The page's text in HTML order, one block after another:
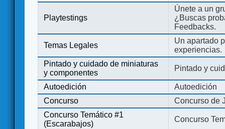
Playtestings
Únete a un
¿Buscas
Feedbacks.
Temas Legales
Un apartado
experiencias.
Pintado y cuidado de miniaturas
y componentes
Pintado y
Autoedición
Autoedición
Concurso
Concurso de
Concurso Temático #1
(Escarabajos)
Concurso